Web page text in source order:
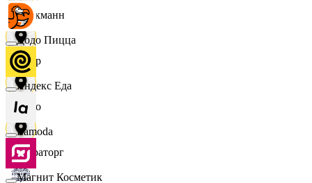
Стокманн
Cпар
demo
Мираторг
Додо Пицца
Яндекс Еда
Lamoda
Магнит Косметик